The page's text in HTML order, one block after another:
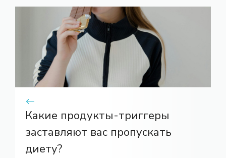
Какие продукты-триггеры
заставляют вас пропускать
диету?